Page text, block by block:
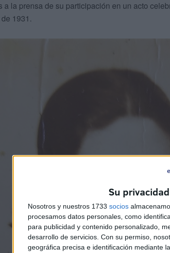
Su
Nosotros y nuestros 1733 socios
procesamos datos personales, como
para publicidad y contenido personalizado,
desarrollo de servicios. Con su permiso,
geográfica precisa e identificación mediante
a la prensa de su participación en un acto
1931.